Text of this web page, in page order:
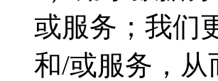
或服务；我们
和/或服务，从